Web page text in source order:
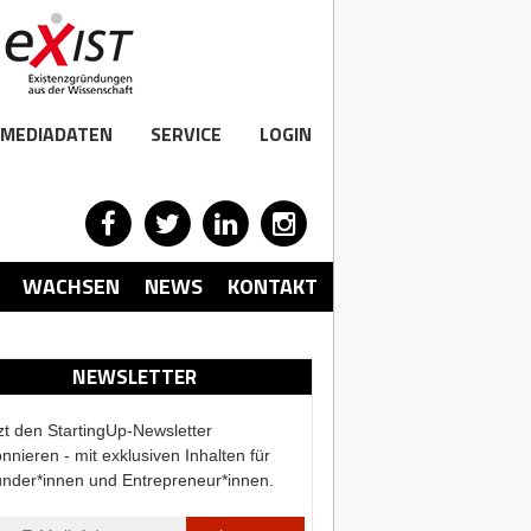
MEDIADATEN SERVICE LOGIN
WACHSEN NEWS KONTAKT
NEWSLETTER
den StartingUp-Newsletter
- mit exklusiven Inhalten für
und Entrepreneur*innen.